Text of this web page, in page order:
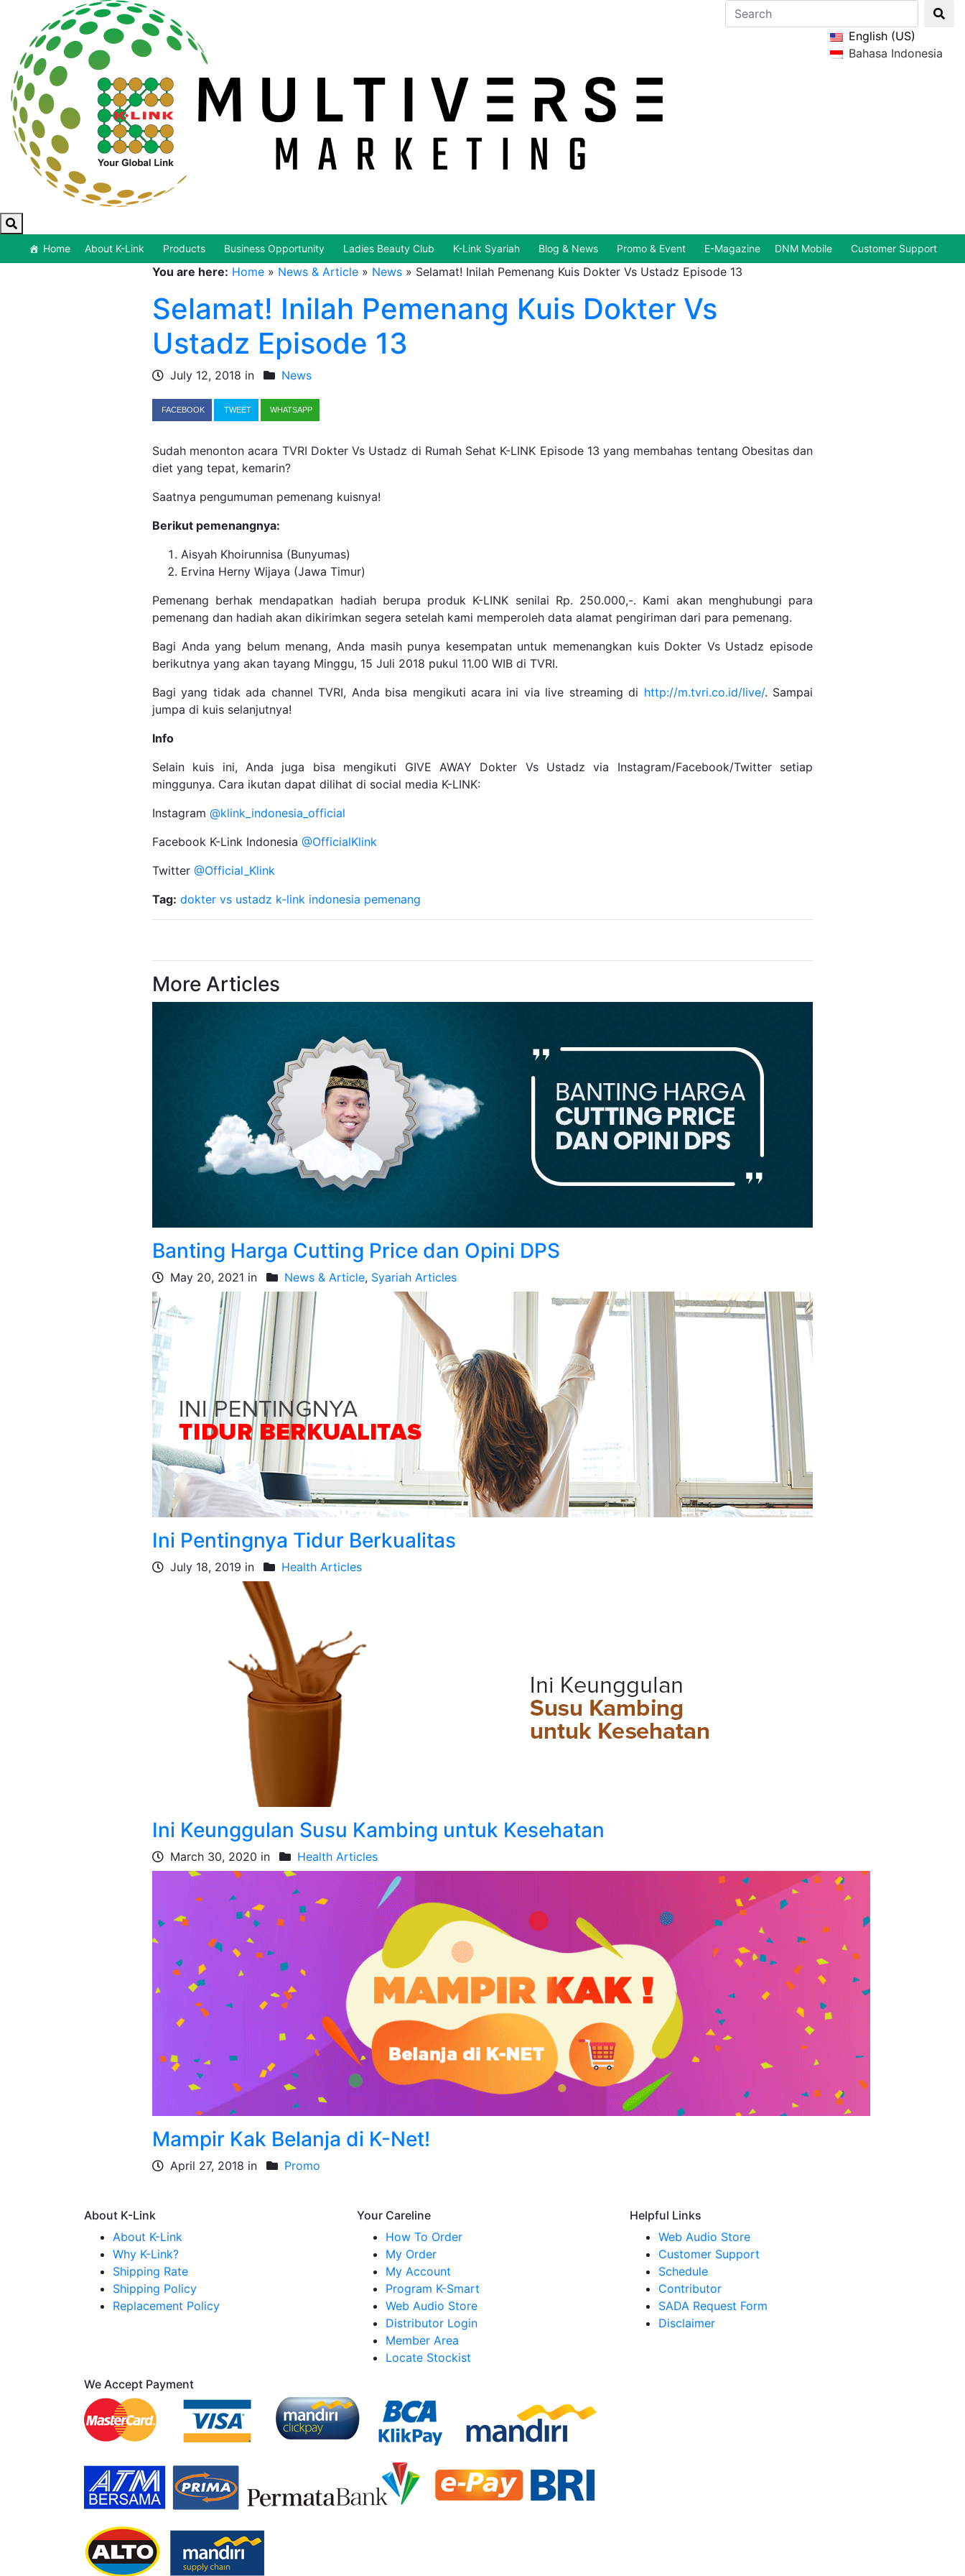
English (US)
Bahasa Indonesia
Home About K-Link Products Business Opportunity Ladies Beauty Club K-Link Syariah Blog & News Promo & Event E-Magazine DNM Mobile Customer Support
You are here: Home » News & Article » News » Selamat! Inilah Pemenang Kuis Dokter Vs Ustadz Episode 13
Selamat! Inilah Pemenang Kuis Dokter Vs
Ustadz Episode 13
July 12, 2018 in News
FACEBOOK TWEET WHATSAPP
Sudah menonton acara TVRI Dokter Vs Ustadz di Rumah Sehat K-LINK Episode 13 yang membahas tentang Obesitas dan
diet yang tepat, kemarin?
Saatnya pengumuman pemenang kuisnya!
Berikut pemenangnya:
Aisyah Khoirunnisa (Bunyumas)
Ervina Herny Wijaya (Jawa Timur)
Pemenang berhak mendapatkan hadiah berupa produk K-LINK senilai Rp. 250.000,-. Kami akan menghubungi para
pemenang dan hadiah akan dikirimkan segera setelah kami memperoleh data alamat pengiriman dari para pemenang.
Bagi Anda yang belum menang, Anda masih punya kesempatan untuk memenangkan kuis Dokter Vs Ustadz episode
berikutnya yang akan tayang Minggu, 15 Juli 2018 pukul 11.00 WIB di TVRI.
Bagi yang tidak ada channel TVRI, Anda bisa mengikuti acara ini via live streaming di http://m.tvri.co.id/live/. Sampai
jumpa di kuis selanjutnya!
Info
Selain kuis ini, Anda juga bisa mengikuti GIVE AWAY Dokter Vs Ustadz via Instagram/Facebook/Twitter setiap
minggunya. Cara ikutan dapat dilihat di social media K-LINK:
Instagram @klink_indonesia_official
Facebook K-Link Indonesia @OfficialKlink
Twitter @Official_Klink
Tag: dokter vs ustadz k-link indonesia pemenang
More Articles
Banting Harga Cutting Price dan Opini DPS
May 20, 2021 in News & Article, Syariah Articles
Ini Pentingnya Tidur Berkualitas
July 18, 2019 in Health Articles
Ini Keunggulan Susu Kambing untuk Kesehatan
March 30, 2020 in Health Articles
Mampir Kak Belanja di K-Net!
April 27, 2018 in Promo
About K-Link
About K-Link
Why K-Link?
Shipping Rate
Shipping Policy
Replacement Policy
Your Careline
How To Order
My Order
My Account
Program K-Smart
Web Audio Store
Distributor Login
Member Area
Locate Stockist
Helpful Links
Web Audio Store
Customer Support
Schedule
Contributor
SADA Request Form
Disclaimer
We Accept Payment